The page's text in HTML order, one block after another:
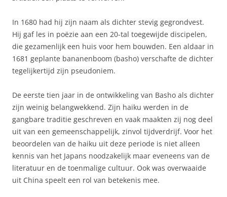
In 1680 had hij zijn naam als dichter stevig gegrondvest.
Hij gaf les in poëzie aan een 20-tal toegewijde discipelen,
die gezamenlijk een huis voor hem bouwden. Een aldaar in
1681 geplante bananenboom (basho) verschafte de dichter
tegelijkertijd zijn pseudoniem.
De eerste tien jaar in de ontwikkeling van Basho als dichter
zijn weinig belangwekkend. Zijn haiku werden in de
gangbare traditie geschreven en vaak maakten zij nog deel
uit van een gemeenschappelijk, zinvol tijdverdrijf. Voor het
beoordelen van de haiku uit deze periode is niet alleen
kennis van het Japans noodzakelijk maar eveneens van de
literatuur en de toenmalige cultuur. Ook was overwaaide
uit China speelt een rol van betekenis mee.